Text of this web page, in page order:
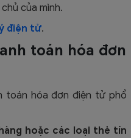
của mình.
điện tử.
toán hóa đơn
toán hóa đơn điện tử phổ
hoặc các loại thẻ tín